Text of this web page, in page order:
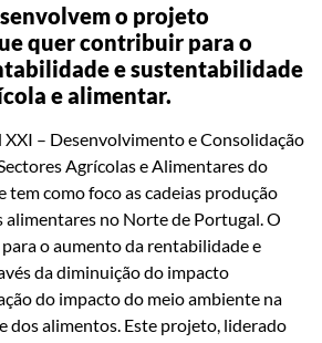
o projeto
quer contribuir para o
e sustentabilidade
e alimentar.
– Desenvolvimento e Consolidação
Agrícolas e Alimentares do
tem como foco as cadeias produção
alimentares no Norte de Portugal. O
o aumento da rentabilidade e
da diminuição do impacto
do impacto do meio ambiente na
dos alimentos. Este projeto, liderado